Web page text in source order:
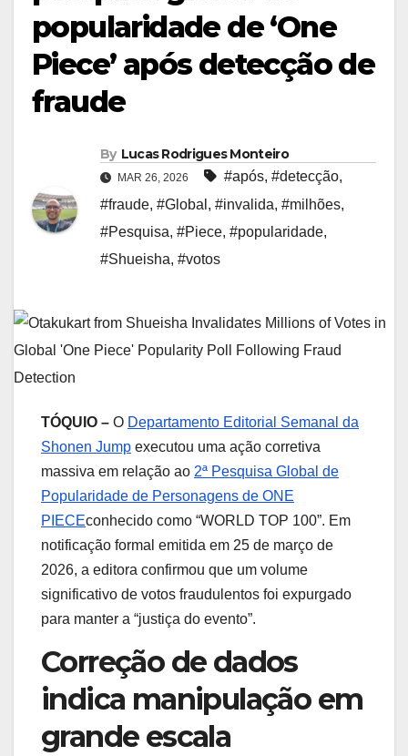
popularidade de ‘One
Piece’ após detecção de
fraude
By Lucas Rodrigues Monteiro
MAR 26, 2026 #após, #detecção,
#fraude, #Global , #invalida, #milhões,
#Pesquisa, #Piece, #popularidade,
#Shueisha, #votos
TÓQUIO – O Departamento Editorial Semanal da
Shonen Jump executou uma ação corretiva
massiva em relação ao 2ª Pesquisa Global de
Popularidade de Personagens de ONE
PIECEconhecido como “WORLD TOP 100”. Em
notificação formal emitida em 25 de março de
2026, a editora confirmou que um volume
significativo de votos fraudulentos foi expurgado
para manter a “justiça do evento”.
Correção de dados
indica manipulação em
grande escala